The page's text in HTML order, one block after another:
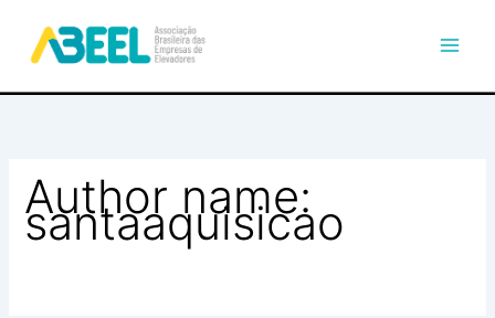
conteúdo
Author name:
santaaquisicao
por: